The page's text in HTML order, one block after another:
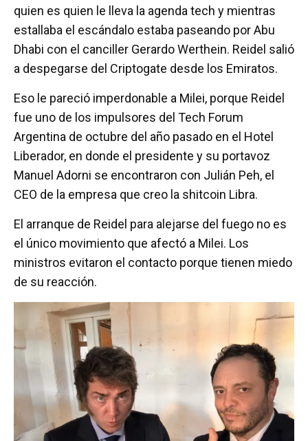
quien es quien le lleva la agenda tech y mientras
estallaba el escándalo estaba paseando por Abu
Dhabi con el canciller Gerardo Werthein. Reidel salió
a despegarse del Criptogate desde los Emiratos.
Eso le pareció imperdonable a Milei, porque Reidel
fue uno de los impulsores del Tech Forum
Argentina de octubre del año pasado en el Hotel
Liberador, en donde el presidente y su portavoz
Manuel Adorni se encontraron con Julián Peh, el
CEO de la empresa que creo la shitcoin Libra.
El arranque de Reidel para alejarse del fuego no es
el único movimiento que afectó a Milei. Los
ministros evitaron el contacto porque tienen miedo
de su reacción.